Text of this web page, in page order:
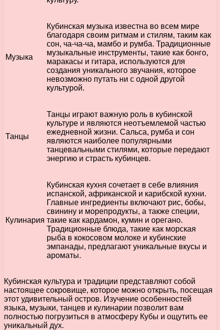
Музыка
Кубинская музыка известна во всем мире
благодаря своим ритмам и стилям, таким как
сон, ча-ча-ча, мамбо и румба. Традиционные
музыкальные инструменты, такие как бонго,
маракасы и гитара, используются для
создания уникального звучания, которое
невозможно путать ни с одной другой
культурой.
Танцы
Танцы играют важную роль в кубинской
культуре и являются неотъемлемой частью
ежедневной жизни. Сальса, румба и сон
являются наиболее популярными
танцевальными стилями, которые передают
энергию и страсть кубинцев.
Кулинария
Кубинская кухня сочетает в себе влияния
испанской, африканской и карибской кухни.
Главные ингредиенты включают рис, бобы,
свинину и морепродукты, а также специи,
такие как кардамон, кумин и орегано.
Традиционные блюда, такие как морская
рыба в кокосовом молоке и кубинские
эмпанады, предлагают уникальные вкусы и
ароматы.
Кубинская культура и традиции представляют собой
настоящее сокровище, которое можно открыть, посещая
этот удивительный остров. Изучение особенностей
языка, музыки, танцев и кулинарии позволит вам
полностью погрузиться в атмосферу Кубы и ощутить ее
уникальный дух.